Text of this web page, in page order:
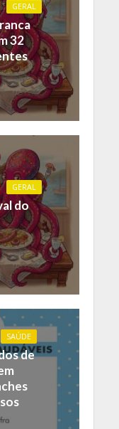
GERAL
32
GERAL
do
SAÚDE
de